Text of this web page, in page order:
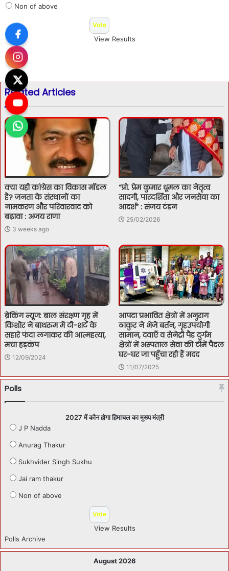
Non of above
View Results
Related Articles
क्या यही कांग्रेस का विकास मॉडल
है? जनता के संस्थानों का
नामकरण और परिवारवाद को
बढ़ावा : अजय राणा
3 weeks ago
“प्रो. प्रेम कुमार धूमल का नेतृत्व
सादगी, पारदर्शिता और जनसेवा का
आदर्श” : संजय टंडन
25/02/2026
ब्रेकिंग न्यूज: बाल संरक्षण गृह में
किशोर ने बाथरुम में टी-शर्ट के
सहारे फंदा लगाकर की आत्महत्या,
मचा हड़कंप
12/09/2024
आपदा प्रभावित क्षेत्रों में अनुराग
ठाकुर ने भेजे बर्तन, गृहउपयोगी
सामान, दवाएँ व सेनेट्री पैड दुर्गम
क्षेत्रों में अस्पताल सेवा की टीमें पैदल
घर-घर जा पहुँचा रही हैं मदद
11/07/2025
Polls
2027 में कौन होगा हिमाचल का मुख्य मंत्री
J P Nadda
Anurag Thakur
Sukhvider Singh Sukhu
Jai ram thakur
Non of above
View Results
Polls Archive
August 2026